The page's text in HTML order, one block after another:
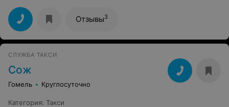
любую службу! в каждой есть свои заморочки!
Отзывы3
СЛУЖБА ТАКСИ
Сож
Гомель Круглосуточно
Категория: Такси